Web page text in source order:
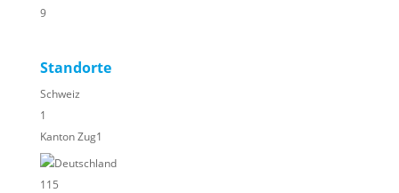
9
Standorte
Schweiz
1
Kanton Zug1
Deutschland
115